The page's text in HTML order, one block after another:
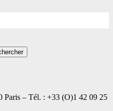
Paris – Tél. : +33 (O)1 42 09 25